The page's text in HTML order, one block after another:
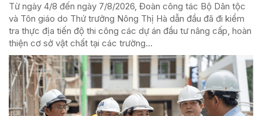
Từ ngày 4/8 đến ngày 7/8/2026, Đoàn công tác Bộ Dân tộc
và Tôn giáo do Thứ trưởng Nông Thị Hà dẫn đầu đã đi kiểm
tra thực địa tiến độ thi công các dự án đầu tư nâng cấp, hoàn
thiện cơ sở vật chất tại các trường...